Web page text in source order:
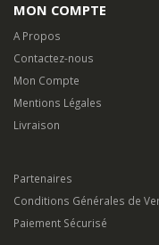
MON COMPTE
A Propos
Contactez-nous
Mon Compte
Mentions Légales
Livraison
Partenaires
Conditions Générales de
Paiement Sécurisé